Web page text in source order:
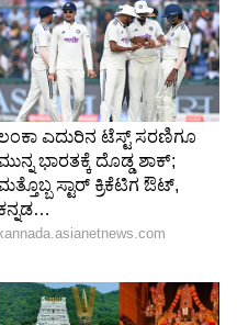
ಮಾಡಲಿ. ಬಜೆಟ್‌ಗೂ
ಇಲ್ವಾ? ವಿಷಯ
: ಸಿಎಂ